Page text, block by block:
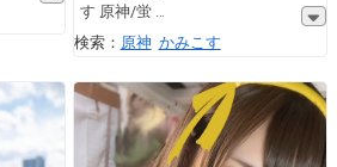
す 原神/蛍
検索： 原神 かみこす